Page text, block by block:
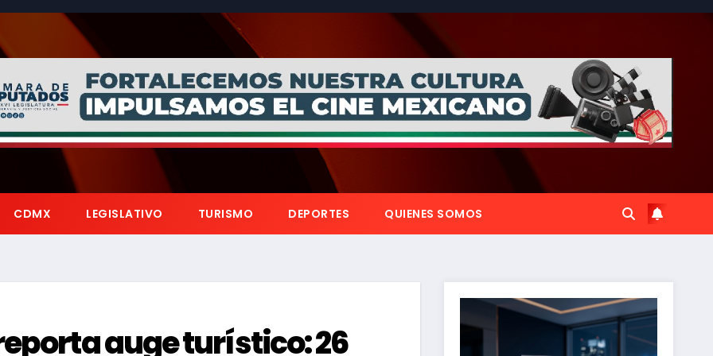
CDMX LEGISLATIVO TURISMO DEPORTES QUIENES SOMOS
auge turístico: 26